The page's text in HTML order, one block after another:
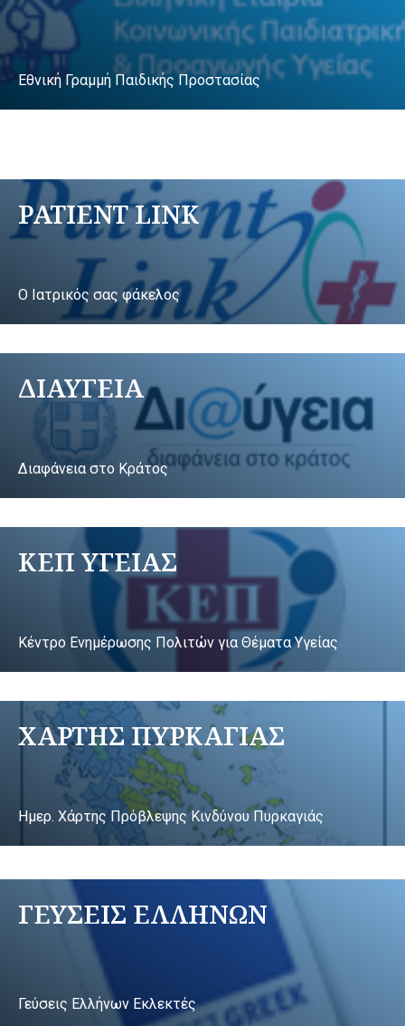
Εθνική Γραμμή Παιδικής Προστασίας
PATIENT LINK
Ο Ιατρικός σας φάκελος
ΔΙΑΥΓΕΙΑ
Διαφάνεια στο Κράτος
ΚΕΠ ΥΓΕΙΑΣ
Κέντρο Ενημέρωσης Πολιτών για Θέματα Υγείας
ΧΑΡΤΗΣ ΠΥΡΚΑΓΙΑΣ
Ημερ. Χάρτης Πρόβλεψης Κινδύνου Πυρκαγιάς
ΓΕΥΣΕΙΣ ΕΛΛΗΝΩΝ
Γεύσεις Ελλήνων Εκλεκτές